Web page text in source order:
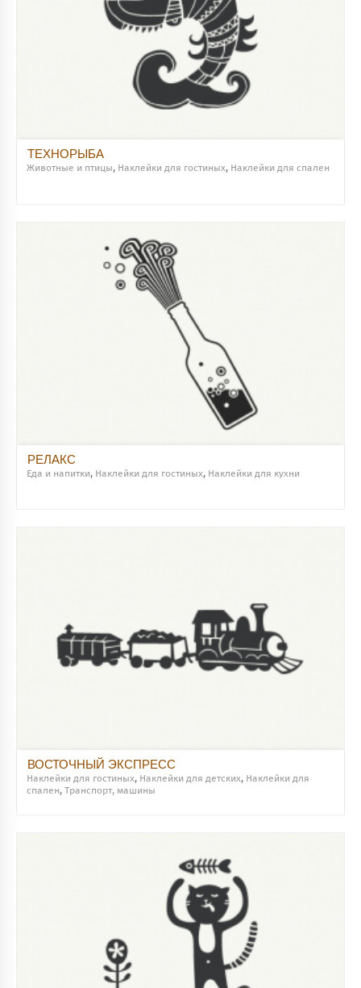
ТЕХНОРЫБА
Животные и птицы, Наклейки для гостиных, Наклейки для спален
РЕЛАКС
Еда и напитки, Наклейки для гостиных, Наклейки для кухни
ВОСТОЧНЫЙ ЭКСПРЕСС
Наклейки для гостиных, Наклейки для детских, Наклейки для
спален, Транспорт, машины